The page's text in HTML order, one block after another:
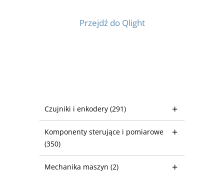
Czujniki i enkodery (291)
Komponenty sterujące i pomiarowe
(350)
Mechanika maszyn (2)
Przejdź do Qlight